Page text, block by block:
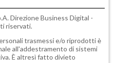
Direzione Business Digital -
riservati.
trasmessi e/o riprodotti è
all'addestramento di sistemi
È altresì fatto divieto